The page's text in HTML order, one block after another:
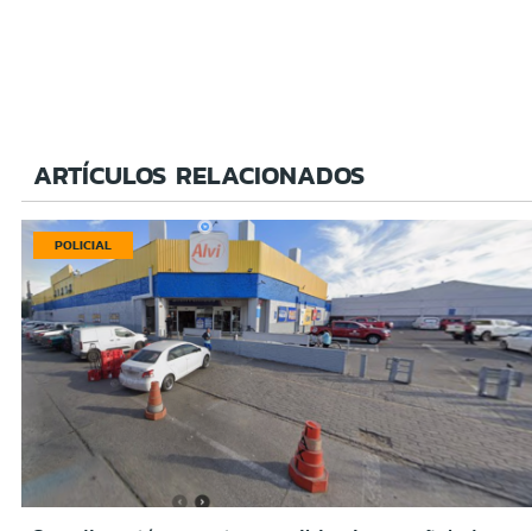
ARTÍCULOS RELACIONADOS
POLICIAL